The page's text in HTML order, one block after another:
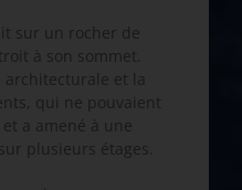
sur un rocher de
à son sommet.
architecturale et la
qui ne pouvaient
a amené à une
plusieurs étages.